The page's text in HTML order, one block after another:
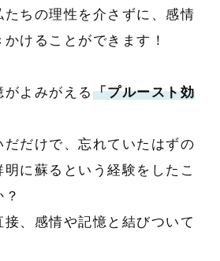
ちの理性を介さずに、感情
けることができます！
よみがえる 「プルースト効
だけで、忘れていたはずの
に蘇るという経験をしたこ
接、感情や記憶と結びついて